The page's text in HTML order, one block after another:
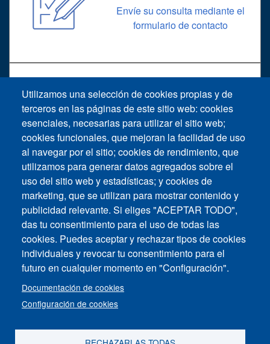
Envíe su consulta mediante el
formulario de contacto
Soporte
Solicitud de soporte técnico
Utilizamos una selección de cookies propias y de
terceros en las páginas de este sitio web: cookies
esenciales, necesarias para utilizar el sitio web;
cookies funcionales, que mejoran la facilidad de uso
al navegar por el sitio; cookies de rendimiento, que
utilizamos para generar datos agregados sobre el
uso del sitio web y estadísticas; y cookies de
marketing, que se utilizan para mostrar contenido y
publicidad relevante. Si eliges "ACEPTAR TODO",
das tu consentimiento para el uso de todas las
cookies. Puedes aceptar y rechazar tipos de cookies
individuales y revocar tu consentimiento para el
futuro en cualquier momento en "Configuración".
Documentación de cookies
Configuración de cookies
Footer vertical
Contáctenos
Mapa del Sitio
Imprimir
Política de Privacidad